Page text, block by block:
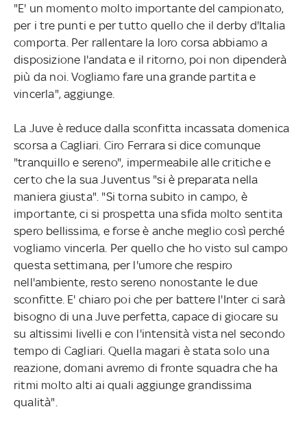
"E' un momento molto importante del campionato,
per i tre punti e per tutto quello che il derby d'Italia
comporta. Per rallentare la loro corsa abbiamo a
disposizione l'andata e il ritorno, poi non dipenderà
più da noi. Vogliamo fare una grande partita e
vincerla", aggiunge.
La Juve è reduce dalla sconfitta incassata domenica
scorsa a Cagliari. Ciro Ferrara si dice comunque
"tranquillo e sereno", impermeabile alle critiche e
certo che la sua Juventus "si è preparata nella
maniera giusta". "Si torna subito in campo, è
importante, ci si prospetta una sfida molto sentita
spero bellissima, e forse è anche meglio così perché
vogliamo vincerla. Per quello che ho visto sul campo
questa settimana, per l'umore che respiro
nell'ambiente, resto sereno nonostante le due
sconfitte. E' chiaro poi che per battere l'Inter ci sarà
bisogno di una Juve perfetta, capace di giocare su
su altissimi livelli e con l'intensità vista nel secondo
tempo di Cagliari. Quella magari è stata solo una
reazione, domani avremo di fronte squadra che ha
ritmi molto alti ai quali aggiunge grandissima
qualità".